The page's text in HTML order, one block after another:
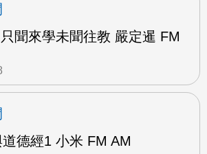
聞來學未聞往教 嚴定暹 FM
道德經1 小米 FM AM